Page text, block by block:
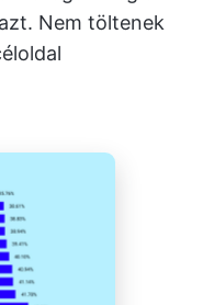
Nem töltenek